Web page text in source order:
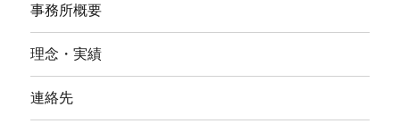
事務所概要
理念・実績
連絡先